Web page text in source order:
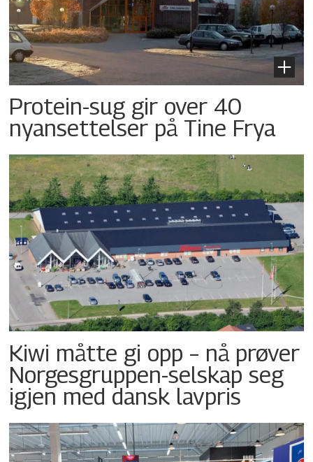
Protein-sug gir over 40
nyansettelser på Tine Frya
Kiwi måtte gi opp – nå prøver
Norgesgruppen-selskap seg
igjen med dansk lavpris